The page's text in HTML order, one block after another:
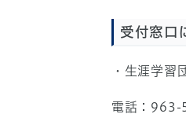
受付窓口
・生涯学習
電話：963-